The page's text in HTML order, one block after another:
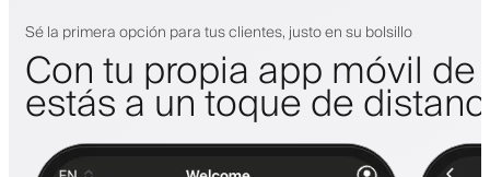
Sé la primera opción para tus clientes, justo en su bolsillo
Con tu propia app móvil
estás a un toque de